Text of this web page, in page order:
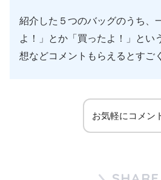
紹介した５つのバッグのうち、
よ！」とか「買ったよ！」とい
想などコメントもらえるとすご
お気軽にコメン